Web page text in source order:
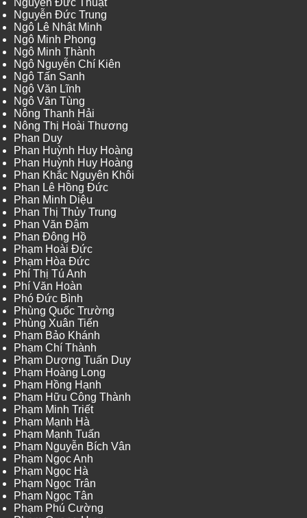
Nguyễn Đức Thuật
Nguyễn Đức Trung
Ngô Lê Nhật Minh
Ngô Minh Phong
Ngô Minh Thành
Ngô Nguyễn Chí Kiên
Ngô Tấn Sanh
Ngô Văn Lĩnh
Ngô Văn Tùng
Nông Thanh Hải
Nông Thị Hoài Thương
Phan Duy
Phan Huỳnh Huy Hoàng
Phan Huỳnh Huy Hoàng
Phan Khắc Nguyên Khôi
Phan Lê Hồng Đức
Phan Minh Diệu
Phan Thị Thủy Trung
Phan Văn Đậm
Phan Đông Hồ
Phạm Hoài Đức
Phạm Hòa Đức
Phí Thị Tú Anh
Phí Văn Hoàn
Phó Đức Bình
Phùng Quốc Trường
Phùng Xuân Tiến
Phạm Bảo Khánh
Phạm Chí Thành
Phạm Dương Tuấn Duy
Phạm Hoàng Long
Phạm Hồng Hạnh
Phạm Hữu Công Thành
Phạm Minh Triết
Phạm Mạnh Hà
Phạm Mạnh Tuấn
Phạm Nguyễn Bích Vân
Phạm Ngọc Anh
Phạm Ngọc Hà
Phạm Ngọc Trân
Phạm Ngọc Tân
Phạm Phú Cường